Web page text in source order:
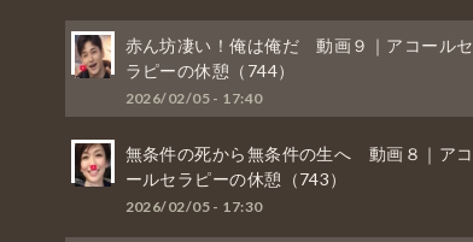
赤ん坊凄い！俺は俺だ 動画９｜アコールセ
ラピーの休憩（744）
2026/02/05 - 17:40
無条件の死から無条件の生へ 動画８｜アコ
ールセラピーの休憩（743）
2026/02/05 - 17:30